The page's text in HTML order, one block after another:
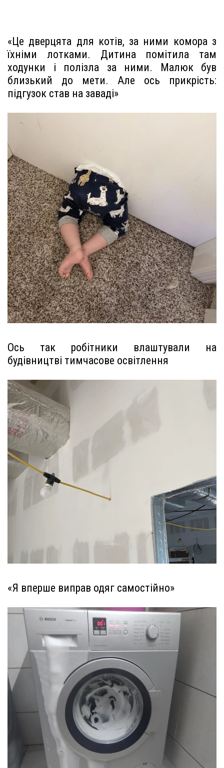
«Це дверцята для котів, за ними комора з
їхніми лотками. Дитина помітила там
ходунки і полізла за ними. Малюк був
близький до мети. Але ось прикрість:
підгузок став на заваді»
Ось так робітники влаштували на
будівництві тимчасове освітлення
«Я вперше виправ одяг самостійно»